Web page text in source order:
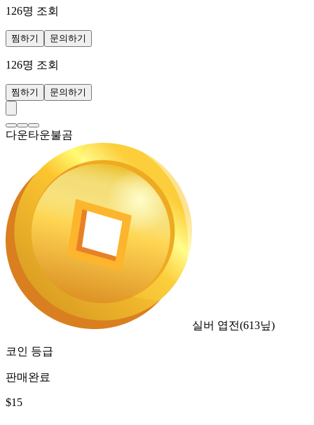
126명 조회
찜하기 문의하기
126명 조회
찜하기 문의하기
다운타운불곰
실버 엽전(613닢)
코인 등급
판매완료
$15